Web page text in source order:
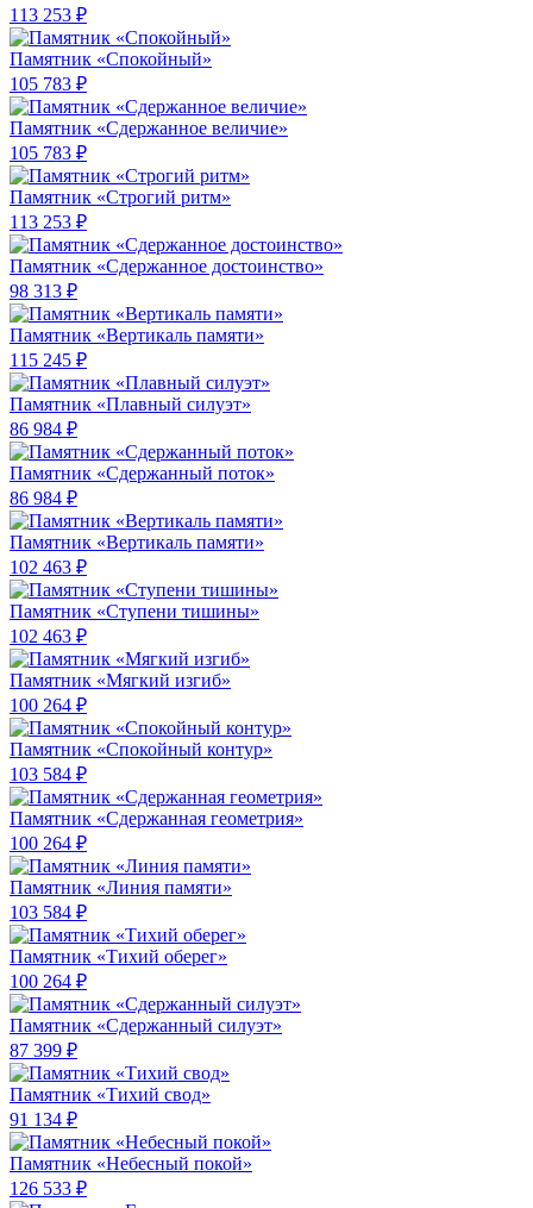
113 253 ₽
Памятник «Спокойный»
105 783 ₽
Памятник «Сдержанное величие»
105 783 ₽
Памятник «Строгий ритм»
113 253 ₽
Памятник «Сдержанное достоинство»
98 313 ₽
Памятник «Вертикаль памяти»
115 245 ₽
Памятник «Плавный силуэт»
86 984 ₽
Памятник «Сдержанный поток»
86 984 ₽
Памятник «Вертикаль памяти»
102 463 ₽
Памятник «Ступени тишины»
102 463 ₽
Памятник «Мягкий изгиб»
100 264 ₽
Памятник «Спокойный контур»
103 584 ₽
Памятник «Сдержанная геометрия»
100 264 ₽
Памятник «Линия памяти»
103 584 ₽
Памятник «Тихий оберег»
100 264 ₽
Памятник «Сдержанный силуэт»
87 399 ₽
Памятник «Тихий свод»
91 134 ₽
Памятник «Небесный покой»
126 533 ₽